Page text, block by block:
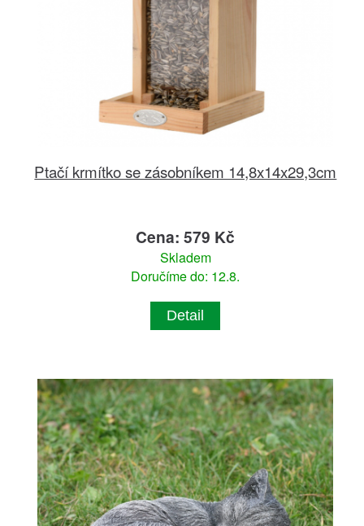
Ptačí krmítko se zásobníkem 14,8x14x29,3cm
Cena: 579 Kč
Skladem
Doručíme do: 12.8.
Detail